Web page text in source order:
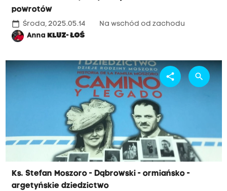
powrotów
calendar_today Środa, 2025.05.14
Na wschód od zachodu
AnnaKLUZ- ŁOŚ
Ks. Stefan Moszoro - Dąbrowski - ormiańsko -
argetyńskie dziedzictwo
share search